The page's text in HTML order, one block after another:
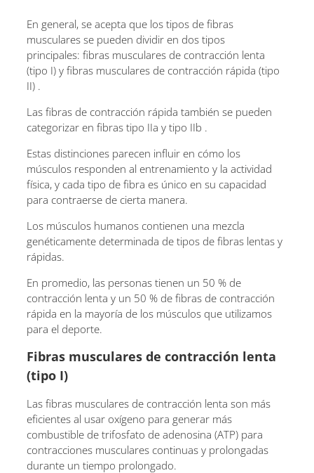
En general, se acepta que los tipos de fibras
musculares se pueden dividir en dos tipos
principales: fibras musculares de contracción lenta
(tipo I) y fibras musculares de contracción rápida (tipo
II) .
Las fibras de contracción rápida también se pueden
categorizar en fibras tipo IIa y tipo IIb .
Estas distinciones parecen influir en cómo los
músculos responden al entrenamiento y la actividad
física, y cada tipo de fibra es único en su capacidad
para contraerse de cierta manera.
Los músculos humanos contienen una mezcla
genéticamente determinada de tipos de fibras lentas y
rápidas.
En promedio, las personas tienen un 50 % de
contracción lenta y un 50 % de fibras de contracción
rápida en la mayoría de los músculos que utilizamos
para el deporte.
Fibras musculares de contracción lenta
(tipo I)
Las fibras musculares de contracción lenta son más
eficientes al usar oxígeno para generar más
combustible de trifosfato de adenosina (ATP) para
contracciones musculares continuas y prolongadas
durante un tiempo prolongado.